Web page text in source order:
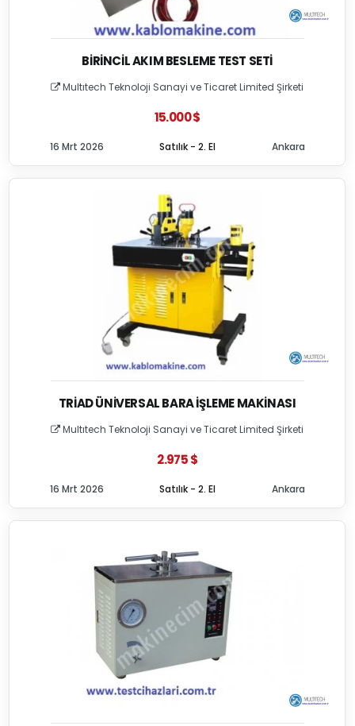
BIRINCIL AKIM BESLEME TEST SETI
Multıtech Teknoloji Sanayi ve Ticaret Limited Şirketi
15.000 $
Satılık - 2. El
16 Mrt 2026 Ankara
TRIAD ÜNIVERSAL BARA İŞLEME MAKINASI
Multıtech Teknoloji Sanayi ve Ticaret Limited Şirketi
2.975 $
Satılık - 2. El
16 Mrt 2026 Ankara